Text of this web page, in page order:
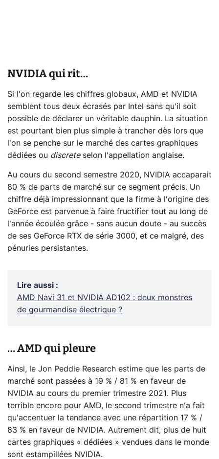
NVIDIA qui rit…
Si l'on regarde les chiffres globaux, AMD et NVIDIA
semblent tous deux écrasés par Intel sans qu'il soit
possible de déclarer un véritable dauphin. La situation
est pourtant bien plus simple à trancher dès lors que
l'on se penche sur le marché des cartes graphiques
dédiées ou discreteselon l'appellation anglaise.
Au cours du second semestre 2020, NVIDIA accaparait
80 % de parts de marché sur ce segment précis. Un
chiffre déjà impressionnant que la firme à l'origine des
GeForce est parvenue à faire fructifier tout au long de
l'année écoulée grâce - sans aucun doute - au succès
de ses GeForce RTX de série 3000, et ce malgré, des
pénuries persistantes.
Lire aussi :
AMD Navi 31 et NVIDIA AD102 : deux monstres
de gourmandise électrique ?
… AMD qui pleure
Ainsi, le Jon Peddie Research estime que les parts de
marché sont passées à 19 % / 81 % en faveur de
NVIDIA au cours du premier trimestre 2021. Plus
terrible encore pour AMD, le second trimestre n'a fait
qu'accentuer la tendance avec une répartition 17 % /
83 % en faveur de NVIDIA. Autrement dit, plus de huit
cartes graphiques « dédiées » vendues dans le monde
sont estampillées NVIDIA.